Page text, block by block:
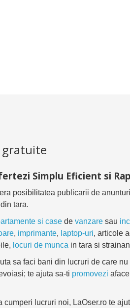
Simplu Eficient si
posibilitatea publicarii de
tara.
si case de vanzare sau
, imprimante, laptop-uri, articole
locuri de munca in tara si
sa faci bani din lucruri de care
te ajuta sa-ti promovezi
cumperi lucruri noi, LaOser.ro te